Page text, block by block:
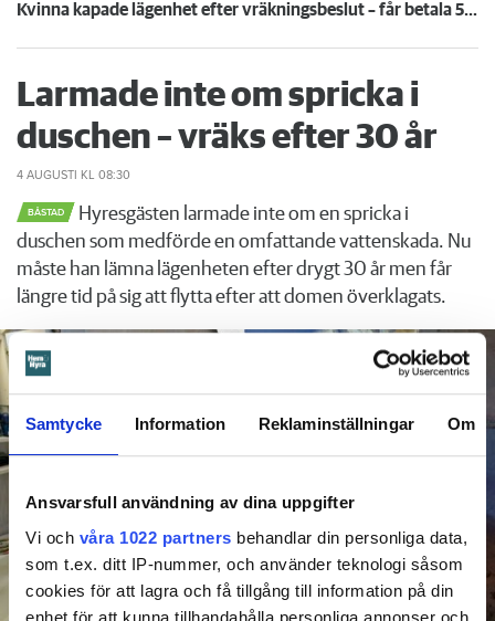
Samtycke Information Reklaminställningar Om
Ansvarsfull användning av dina uppgifter
Vi och våra 1022 partners behandlar din personliga data,
som t.ex. ditt IP-nummer, och använder teknologi såsom
cookies för att lagra och få tillgång till information på din
enhet för att kunna tillhandahålla personliga annonser och
Kvinna kapade lägenhet efter vräkningsbeslut – får betala 50 000
Larmade inte om spricka i
duschen – vräks efter 30 år
4 AUGUSTI KL 08:30
BÅSTAD
Hyresgästen larmade inte om en spricka i
duschen som medförde en omfattande vattenskada. Nu
måste han lämna lägenheten efter drygt 30 år men får
längre tid på sig att flytta efter att domen överklagats.